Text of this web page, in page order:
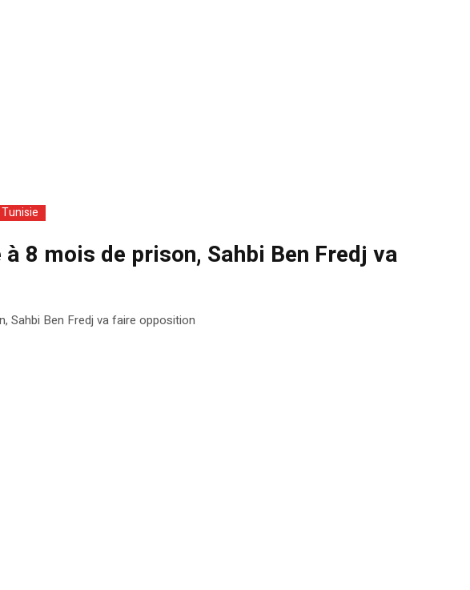
Tunisie
8 mois de prison, Sahbi Ben Fredj va
Sahbi Ben Fredj va faire opposition